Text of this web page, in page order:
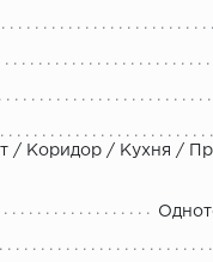
/ Коридор / Кухня /